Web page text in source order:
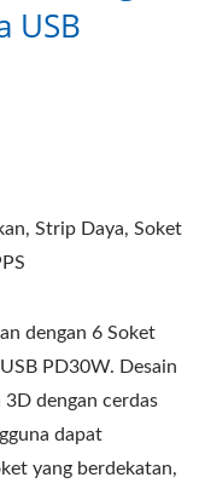
USB
Strip Daya, Soket
dengan 6 Soket
PD30W. Desain
dengan cerdas
dapat
yang berdekatan,